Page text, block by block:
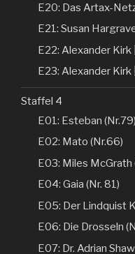
E20: Das Artax-
E21: Susan
E22: Alexander Kirk
E23: Alexander Kirk
Staffel 4
E01: Esteban (Nr.79)
E02: Mato (Nr.66)
E03: Miles McGrath
E04: Gaia (Nr. 81)
E05: Der Lindquist
E06: Die Drosseln
E07: Dr. Adrian